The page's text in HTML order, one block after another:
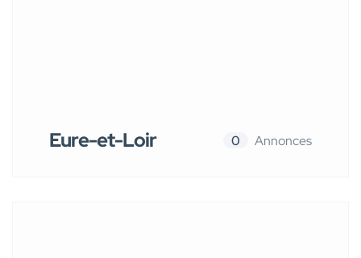
Eure-et-Loir 0 Annonces